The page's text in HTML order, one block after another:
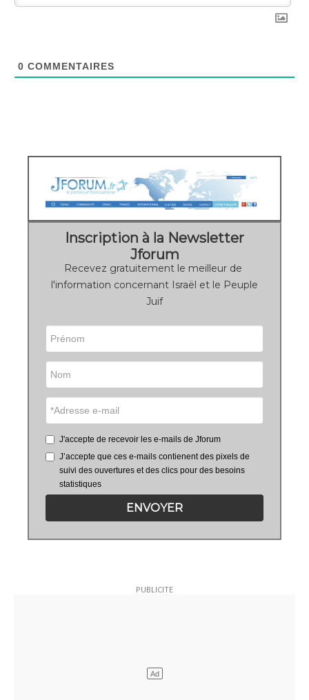
0 COMMENTAIRES
Inscription à la Newsletter
Jforum
Recevez gratuitement le meilleur de
l'information concernant Israël et le Peuple
Juif
J'accepte de recevoir les e-mails de Jforum
J’accepte que ces e-mails contienent des pixels de
suivi des ouvertures et des clics pour des besoins
statistiques
ENVOYER